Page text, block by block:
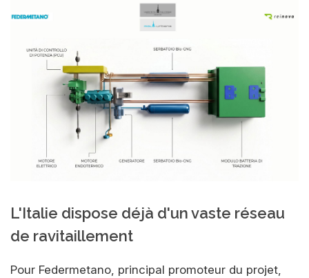
L'Italie dispose déjà d'un vaste réseau
de ravitaillement
Pour Federmetano, principal promoteur du projet,